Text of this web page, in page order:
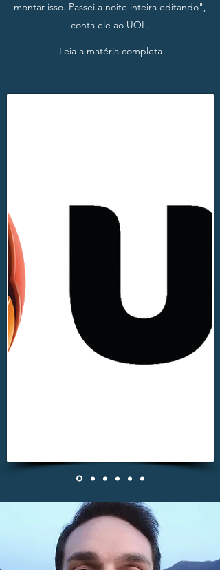
montar isso. Passei a noite inteira editando",
conta ele ao UOL.
Leia a matéria completa